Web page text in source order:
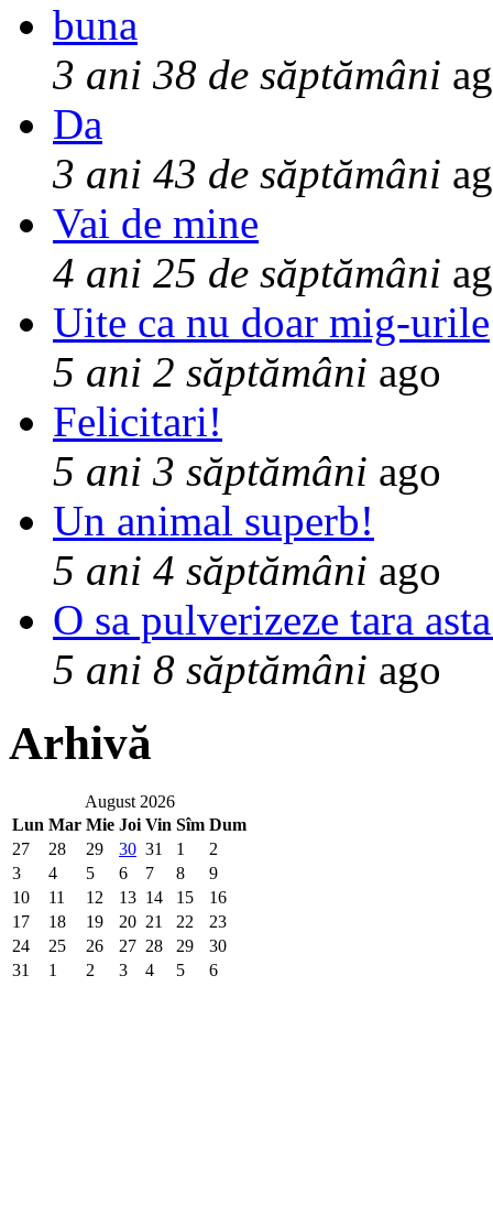
buna
3 ani 38 de săptămâni
Da
3 ani 43 de săptămâni
Vai de mine
4 ani 25 de săptămâni
Uite ca nu doar mig-urile
5 ani 2 săptămâni ago
Felicitari!
5 ani 3 săptămâni ago
Un animal superb!
5 ani 4 săptămâni ago
O sa pulverizeze tara
5 ani 8 săptămâni ago
Arhivă
August 2026
Lun Mar Mie Joi Vin Sîm Dum
27
28 29 30 31 1
2
3
4 5 6 7 8
9
10
11 12 13 14 15
16
17
18 19 20 21 22
23
24
25 26 27 28 29
30
31
1 2 3 4 5 6